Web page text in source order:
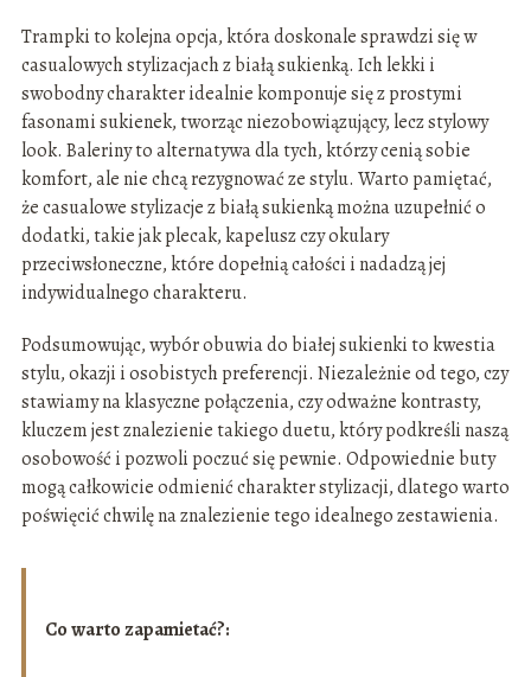
Trampki to kolejna opcja, która doskonale sprawdzi się w
casualowych stylizacjach z białą sukienką. Ich lekki i
swobodny charakter idealnie komponuje się z prostymi
fasonami sukienek, tworząc niezobowiązujący, lecz stylowy
look. Baleriny to alternatywa dla tych, którzy cenią sobie
komfort, ale nie chcą rezygnować ze stylu. Warto pamiętać,
że casualowe stylizacje z białą sukienką można uzupełnić o
dodatki, takie jak plecak, kapelusz czy okulary
przeciwsłoneczne, które dopełnią całości i nadadzą jej
indywidualnego charakteru.
Podsumowując, wybór obuwia do białej sukienki to kwestia
stylu, okazji i osobistych preferencji. Niezależnie od tego, czy
stawiamy na klasyczne połączenia, czy odważne kontrasty,
kluczem jest znalezienie takiego duetu, który podkreśli naszą
osobowość i pozwoli poczuć się pewnie. Odpowiednie buty
mogą całkowicie odmienić charakter stylizacji, dlatego warto
poświęcić chwilę na znalezienie tego idealnego zestawienia.
Co warto zapamietać?: